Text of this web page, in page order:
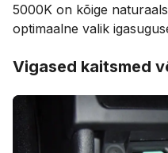
5000K on kõige
optimaalne valik
Vigased kaitsmed